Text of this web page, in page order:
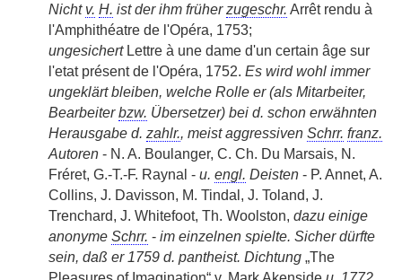
Nicht v. H. ist der ihm früherzugeschr. Arrêt rendu à
l'Amphithéatre de l'Opéra, 1753;
ungesichertLettre à une dame d'un certain âge sur
l'etat présent de l'Opéra, 1752. Es wird wohl immer
ungeklärt bleiben, welche Rolle er (als Mitarbeiter,
Bearbeiterbzw. Übersetzer) bei d. schon erwähnten
Herausgabe d. zahlr., meist aggressiven Schrr. franz.
Autoren - N. A. Boulanger, C. Ch. Du Marsais, N.
Fréret, G.-T.-F. Raynal - u. engl. Deisten - P. Annet, A.
Collins, J. Davisson, M. Tindal, J. Toland, J.
Trenchard, J. Whitefoot, Th. Woolston, dazu einige
anonyme Schrr. - im einzelnen spielte. Sicher dürfte
sein, daß er 1759 d. pantheist. Dichtung „The